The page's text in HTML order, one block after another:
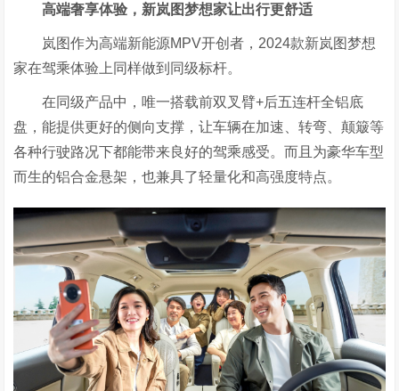
高端奢享体验，新岚图梦想家让出行更舒适
岚图作为高端新能源MPV开创者，2024款新岚图梦想
家在驾乘体验上同样做到同级标杆。
在同级产品中，唯一搭载前双叉臂+后五连杆全铝底
盘，能提供更好的侧向支撑，让车辆在加速、转弯、颠簸等
各种行驶路况下都能带来良好的驾乘感受。而且为豪华车型
而生的铝合金悬架，也兼具了轻量化和高强度特点。